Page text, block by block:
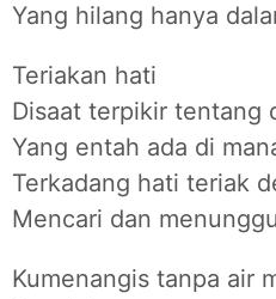
Yang hilang hanya
Teriakan hati
Disaat terpikir tentang
Yang entah ada di
Terkadang hati teriak
Mencari dan
Kumenangis tanpa air